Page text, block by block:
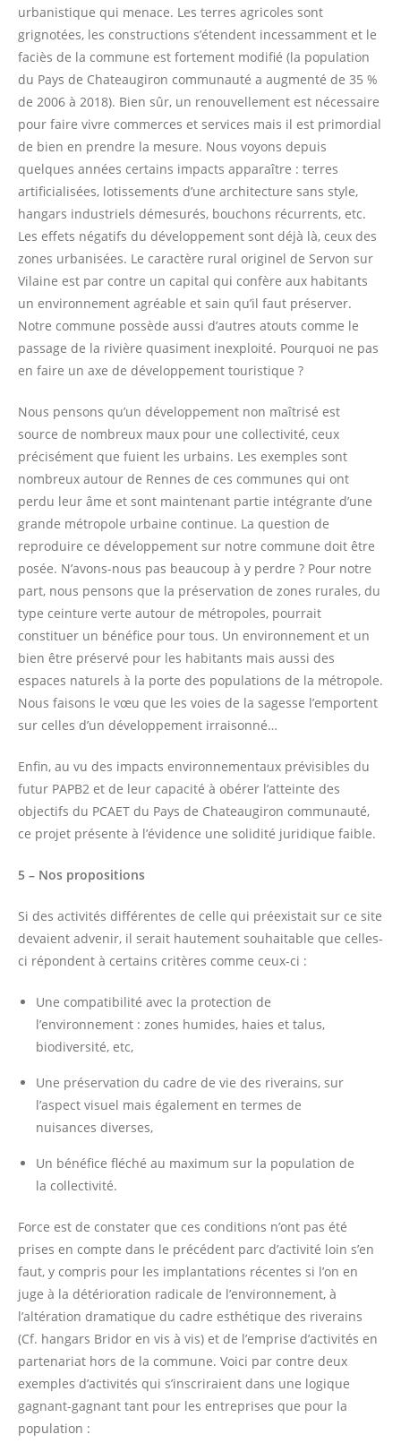
urbanistique qui menace. Les terres agricoles sont
grignotées, les constructions s’étendent incessamment et le
faciès de la commune est fortement modifié (la population
du Pays de Chateaugiron communauté a augmenté de 35 %
de 2006 à 2018). Bien sûr, un renouvellement est nécessaire
pour faire vivre commerces et services mais il est primordial
de bien en prendre la mesure. Nous voyons depuis
quelques années certains impacts apparaître : terres
artificialisées, lotissements d’une architecture sans style,
hangars industriels démesurés, bouchons récurrents, etc.
Les effets négatifs du développement sont déjà là, ceux des
zones urbanisées. Le caractère rural originel de Servon sur
Vilaine est par contre un capital qui confère aux habitants
un environnement agréable et sain qu’il faut préserver.
Notre commune possède aussi d’autres atouts comme le
passage de la rivière quasiment inexploité. Pourquoi ne pas
en faire un axe de développement touristique ?
Nous pensons qu’un développement non maîtrisé est
source de nombreux maux pour une collectivité, ceux
précisément que fuient les urbains. Les exemples sont
nombreux autour de Rennes de ces communes qui ont
perdu leur âme et sont maintenant partie intégrante d’une
grande métropole urbaine continue. La question de
reproduire ce développement sur notre commune doit être
posée. N’avons-nous pas beaucoup à y perdre ? Pour notre
part, nous pensons que la préservation de zones rurales, du
type ceinture verte autour de métropoles, pourrait
constituer un bénéfice pour tous. Un environnement et un
bien être préservé pour les habitants mais aussi des
espaces naturels à la porte des populations de la métropole.
Nous faisons le vœu que les voies de la sagesse l’emportent
sur celles d’un développement irraisonné…
Enfin, au vu des impacts environnementaux prévisibles du
futur PAPB2 et de leur capacité à obérer l’atteinte des
objectifs du PCAET du Pays de Chateaugiron communauté,
ce projet présente à l’évidence une solidité juridique faible.
5 – Nos propositions
Si des activités différentes de celle qui préexistait sur ce site
devaient advenir, il serait hautement souhaitable que celles-
ci répondent à certains critères comme ceux-ci :
Une compatibilité avec la protection de
l’environnement : zones humides, haies et talus,
biodiversité, etc,
Une préservation du cadre de vie des riverains, sur
l’aspect visuel mais également en termes de
nuisances diverses,
Un bénéfice fléché au maximum sur la population de
la collectivité.
Force est de constater que ces conditions n’ont pas été
prises en compte dans le précédent parc d’activité loin s’en
faut, y compris pour les implantations récentes si l’on en
juge à la détérioration radicale de l’environnement, à
l’altération dramatique du cadre esthétique des riverains
(Cf. hangars Bridor en vis à vis) et de l’emprise d’activités en
partenariat hors de la commune. Voici par contre deux
exemples d’activités qui s’inscriraient dans une logique
gagnant-gagnant tant pour les entreprises que pour la
population :